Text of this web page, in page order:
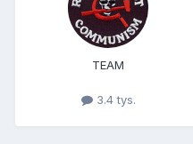
TEAM
3.4 tys.